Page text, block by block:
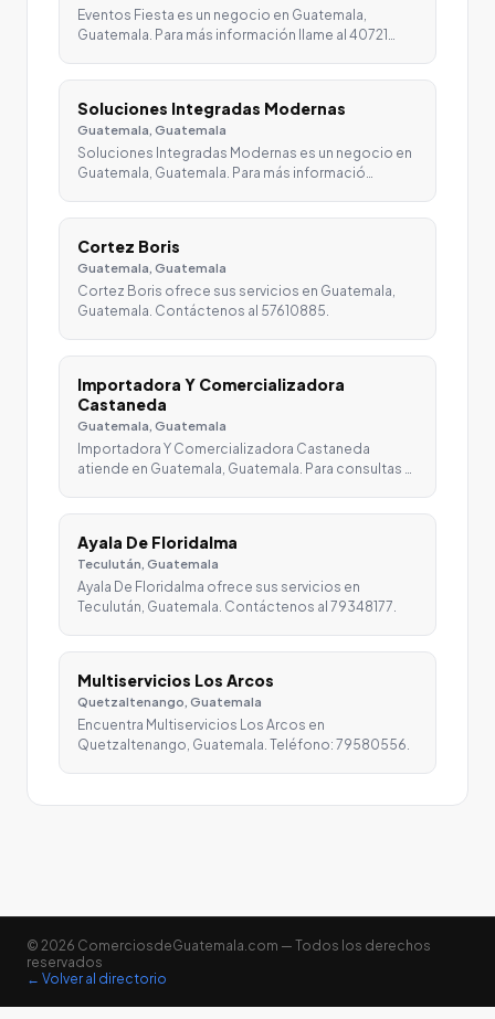
Eventos Fiesta es un negocio en Guatemala,
Guatemala. Para más información llame al 40721…
Soluciones Integradas Modernas
Guatemala, Guatemala
Soluciones Integradas Modernas es un negocio en
Guatemala, Guatemala. Para más informació…
Cortez Boris
Guatemala, Guatemala
Cortez Boris ofrece sus servicios en Guatemala,
Guatemala. Contáctenos al 57610885.
Importadora Y Comercializadora
Castaneda
Guatemala, Guatemala
Importadora Y Comercializadora Castaneda
atiende en Guatemala, Guatemala. Para consultas …
Ayala De Floridalma
Teculután, Guatemala
Ayala De Floridalma ofrece sus servicios en
Teculután, Guatemala. Contáctenos al 79348177.
Multiservicios Los Arcos
Quetzaltenango, Guatemala
Encuentra Multiservicios Los Arcos en
Quetzaltenango, Guatemala. Teléfono: 79580556.
© 2026 ComerciosdeGuatemala.com — Todos los derechos
reservados
← Volver al directorio